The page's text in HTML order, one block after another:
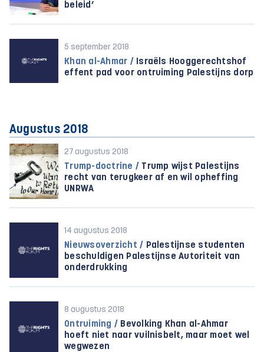
beleid’
5 september 2018
Khan al-Ahmar / Israëls Hooggerechtshof
effent pad voor ontruiming Palestijns dorp
Augustus 2018
27 augustus 2018
Trump-doctrine / Trump wijst Palestijns
recht van terugkeer af en wil opheffing
UNRWA
14 augustus 2018
Nieuwsoverzicht / Palestijnse studenten
beschuldigen Palestijnse Autoriteit van
onderdrukking
8 augustus 2018
Ontruiming / Bevolking Khan al-Ahmar
hoeft niet naar vuilnisbelt, maar moet wel
wegwezen